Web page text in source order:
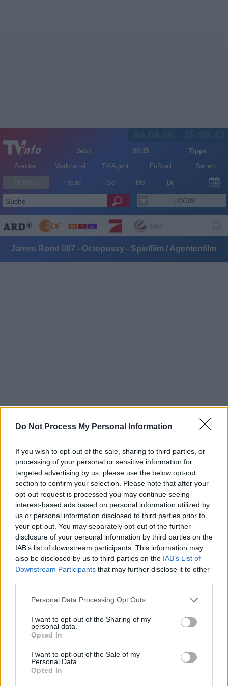
Do Not Process My Personal Information
If you wish to opt-out of the sale, sharing to third parties, or
processing of your personal or sensitive information for
targeted advertising by us, please use the below opt-out
section to confirm your selection. Please note that after your
opt-out request is processed you may continue seeing
interest-based ads based on personal information utilized by
us or personal information disclosed to third parties prior to
your opt-out. You may separately opt-out of the further
disclosure of your personal information by third parties on the
IAB’s list of downstream participants. This information may
also be disclosed by us to third parties on the IAB’s List of
Downstream Participants that may further disclose it to other
Personal Data Processing Opt Outs
I want to opt-out of the Sharing of my
personal data.
Opted In
I want to opt-out of the Sale of my
Personal Data.
Opted In
Jetzt 20:15
Tipps
Sender
Merkzettel TV-Agent Fußball Serien
Heute So Mo Di
LOGIN
James Bond 007 - Octopussy - Spielfilm / Agentenfilm
James Bond 007 - Octopussy
Großbritannien,1983
Agentenfilm
Übersicht
James Bond verschlägt es rund um die Erde nach London und Berlin,